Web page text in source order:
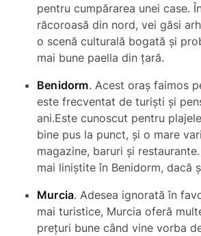
pentru cumpărarea unei case.
răcoroasă din nord, vei găsi
o scenă culturală bogată și
mai bune paella din țară.
Benidorm. Acest oraș faimos
este frecventat de turiști și
ani.Este cunoscut pentru
bine pus la punct, și o mare
magazine, baruri și
mai liniștite în Benidorm, dacă
Murcia. Adesea ignorată în
mai turistice, Murcia oferă
prețuri bune când vine vorba